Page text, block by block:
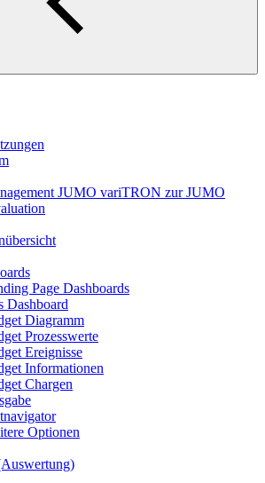
JUMO variTRON zur JUMO
Page Dashboards
Dashboard
Diagramm
Prozesswerte
Ereignisse
Informationen
Chargen
Optionen